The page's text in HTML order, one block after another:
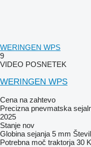
WERINGEN WPS
9
VIDEO POSNETEK
WERINGEN WPS
Cena na zahtevo
Precizna pnevmatska
2025
Stanje nov
Globina sejanja 5 mm
Potrebna moč traktorja 30